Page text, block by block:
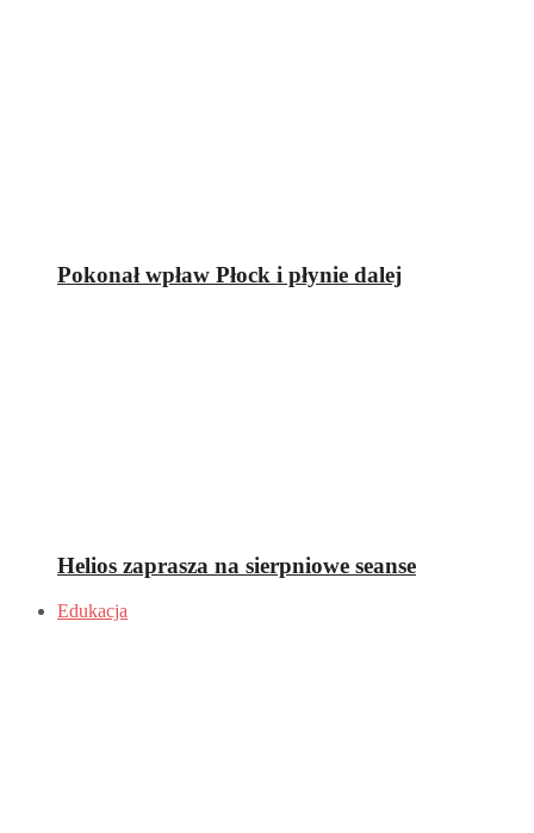
Pokonał wpław Płock i płynie dalej
Helios zaprasza na sierpniowe seanse
Edukacja